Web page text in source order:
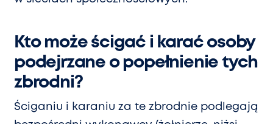
Kto może ścigać i karać osoby
podejrzane o popełnienie tych
zbrodni?
Ściganiu i karaniu za te zbrodnie podlegają